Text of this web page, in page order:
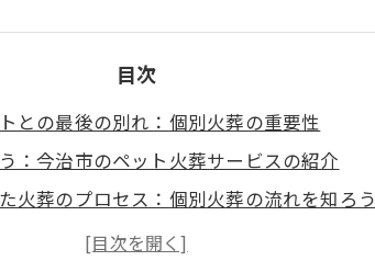
目次
との最後の別れ：個別火葬の重要性
：今治市のペット火葬サービスの紹介
火葬のプロセス：個別火葬の流れを知ろう
ットの尊厳：心を込めたサポート